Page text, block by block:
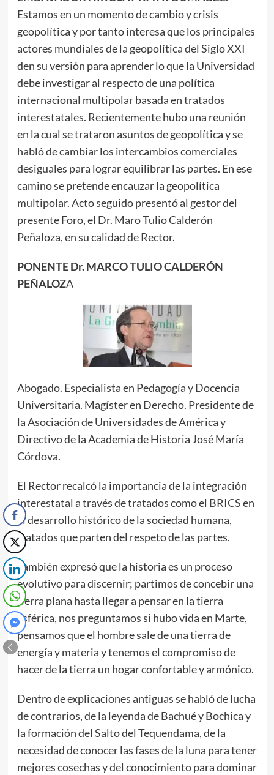
Estamos en un momento de cambio y crisis
geopolítica y por tanto interesa que los principales
actores mundiales de la geopolítica del Siglo XXI
den su versión para aprender lo que la Universidad
debe investigar al respecto de una política
internacional multipolar basada en tratados
interestatales. Recientemente hubo una reunión
en la cual se trataron asuntos de geopolítica y se
habló de cambiar los intercambios comerciales
desiguales para lograr equilibrar las partes. En ese
camino se pretende encauzar la geopolítica
multipolar. Acto seguido presentó al gestor del
presente Foro, el Dr. Maro Tulio Calderón
Peñaloza, en su calidad de Rector.
PONENTE Dr. MARCO TULIO CALDERÓN
PEÑALOZA
Abogado. Especialista en Pedagogía y Docencia
Universitaria. Magíster en Derecho. Presidente de
la Asociación de Universidades de América y
Directivo de la Academia de Historia José María
Córdova.
El Rector recalcó la importancia de la integración
interestatal a través de tratados como el BRICS en
el desarrollo histórico de la sociedad humana,
tratados que parten del respeto de las partes.
También expresó que la historia es un proceso
evolutivo para discernir; partimos de concebir una
tierra plana hasta llegar a pensar en la tierra
esférica, nos preguntamos si hubo vida en Marte,
pensamos que el hombre sale de una tierra de
energía y materia y tenemos el compromiso de
hacer de la tierra un hogar confortable y armónico.
Dentro de explicaciones antiguas se habló de lucha
de contrarios, de la leyenda de Bachué y Bochica y
la formación del Salto del Tequendama, de la
necesidad de conocer las fases de la luna para tener
mejores cosechas y del conocimiento para dominar